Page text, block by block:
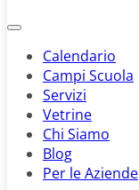
Calendario
Campi Scuola
Servizi
Vetrine
Chi Siamo
Blog
Per le Aziende